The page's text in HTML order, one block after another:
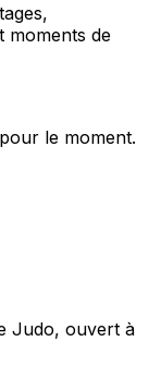
moments de
le moment.
Judo, ouvert à